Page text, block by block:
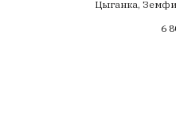
Цыганка,
6